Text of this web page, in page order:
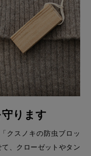
ります
クスノキの防虫ブロッ
、クローゼットやタン